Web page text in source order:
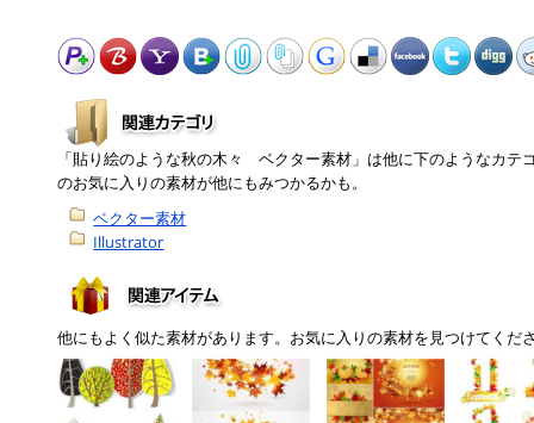
「貼り絵のような秋の木々 ベクター素材」は他に下のようなカテ
のお気に入りの素材が他にもみつかるかも。
ベクター素材
Illustrator
他にもよく似た素材があります。お気に入りの素材を見つけてくだ